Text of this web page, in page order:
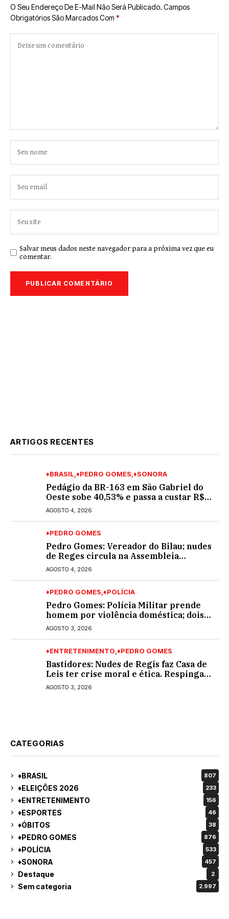
O Seu Endereço De E-Mail Não Será Publicado. Campos
Obrigatórios São Marcados Com *
Salvar meus dados neste navegador para a próxima vez que eu
comentar.
ARTIGOS RECENTES
♦BRASIL ♦PEDRO GOMES ♦SONORA
Pedágio da BR-163 em São Gabriel do
Oeste sobe 40,53% e passa a custar R$
10,70 a partir desta quarta-feira
AGOSTO 4, 2026
♦PEDRO GOMES
Pedro Gomes: Vereador do Bilau; nudes
de Reges circula na Assembleia
Legislativa de MS e também na
governadoria
AGOSTO 4, 2026
♦PEDRO GOMES ♦POLÍCIA
Pedro Gomes: Polícia Militar prende
homem por violência doméstica; dois
socos na cara dela
AGOSTO 3, 2026
♦ENTRETENIMENTO ♦PEDRO GOMES
Bastidores: Nudes de Regis faz Casa de
Leis ter crise moral e ética. Respinga
em todos os vereadores e decredibiliza
vereança
AGOSTO 3, 2026
CATEGORIAS
♦BRASIL 807
♦ELEIÇÕES 2026 233
♦ENTRETENIMENTO 156
♦ESPORTES 46
♦ÓBITOS 38
♦PEDRO GOMES 876
♦POLÍCIA 533
♦SONORA 457
Destaque 2
Sem categoria 2.997